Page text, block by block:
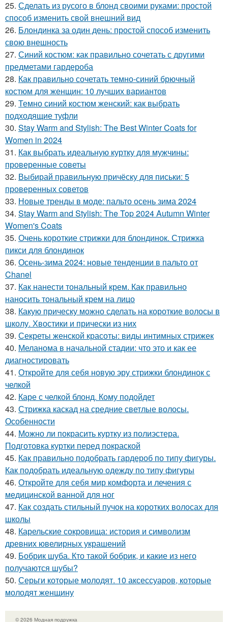
25. Сделать из русого в блонд своими руками: простой
способ изменить свой внешний вид
26. Блондинка за один день: простой способ изменить
свою внешность
27. Синий костюм: как правильно сочетать с другими
предметами гардероба
28. Как правильно сочетать темно-синий брючный
костюм для женщин: 10 лучших вариантов
29. Темно синий костюм женский: как выбрать
подходящие туфли
30. Stay Warm and Stylish: The Best Winter Coats for
Women in 2024
31. Как выбрать идеальную куртку для мужчины:
проверенные советы
32. Выбирай правильную причёску для письки: 5
проверенных советов
33. Новые тренды в моде: пальто осень зима 2024
34. Stay Warm and Stylish: The Top 2024 Autumn Winter
Women's Coats
35. Очень короткие стрижки для блондинок. Стрижка
пикси для блондинок
36. Осень-зима 2024: новые тенденции в пальто от
Chanel
37. Как нанести тональный крем. Как правильно
наносить тональный крем на лицо
38. Какую прическу можно сделать на короткие волосы в
школу. Хвостики и прически из них
39. Секреты женской красоты: виды интимных стрижек
40. Меланома в начальной стадии: что это и как ее
диагностировать
41. Откройте для себя новую эру стрижки блондинок с
челкой
42. Каре с челкой блонд. Кому подойдет
43. Стрижка каскад на средние светлые волосы.
Особенности
44. Можно ли покрасить куртку из полиэстера.
Подготовка куртки перед покраской
45. Как правильно подобрать гардероб по типу фигуры.
Как подобрать идеальную одежду по типу фигуры
46. Откройте для себя мир комфорта и лечения с
медицинской ванной для ног
47. Как создать стильный пучок на коротких волосах для
школы
48. Карельские сокровища: история и символизм
древних ювелирных украшений
49. Бобрик шуба. Кто такой бобрик, и какие из него
получаются шубы?
50. Серьги которые молодят. 10 аксессуаров, которые
молодят женщину
© 2026 Модная подружка